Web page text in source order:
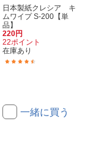
日本製紙クレシア キ
ムワイプ S-200【単
品】
220円
22ポイント
在庫あり
一緒に買う